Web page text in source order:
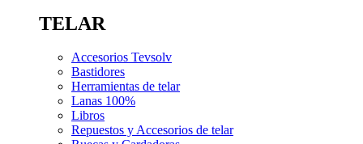
TELAR
Accesorios Tevsolv
Bastidores
Herramientas de telar
Lanas 100%
Libros
Repuestos y Accesorios de telar